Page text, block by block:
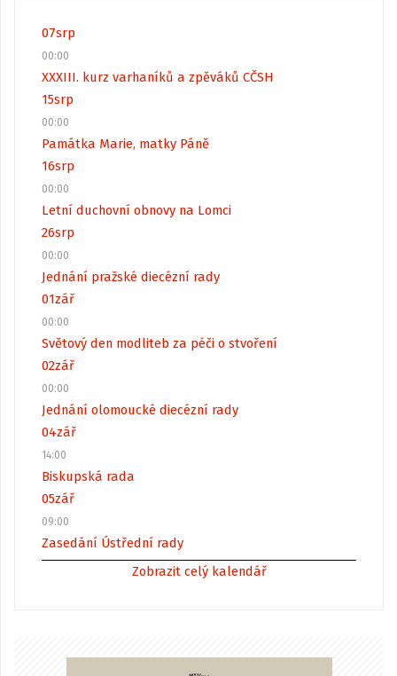
07srp
00:00
XXXIII. kurz varhaníků a zpěváků CČSH
15srp
00:00
Památka Marie, matky Páně
16srp
00:00
Letní duchovní obnovy na Lomci
26srp
00:00
Jednání pražské diecézní rady
01zář
00:00
Světový den modliteb za péči o stvoření
02zář
00:00
Jednání olomoucké diecézní rady
04zář
14:00
Biskupská rada
05zář
09:00
Zasedání Ústřední rady
Zobrazit celý kalendář